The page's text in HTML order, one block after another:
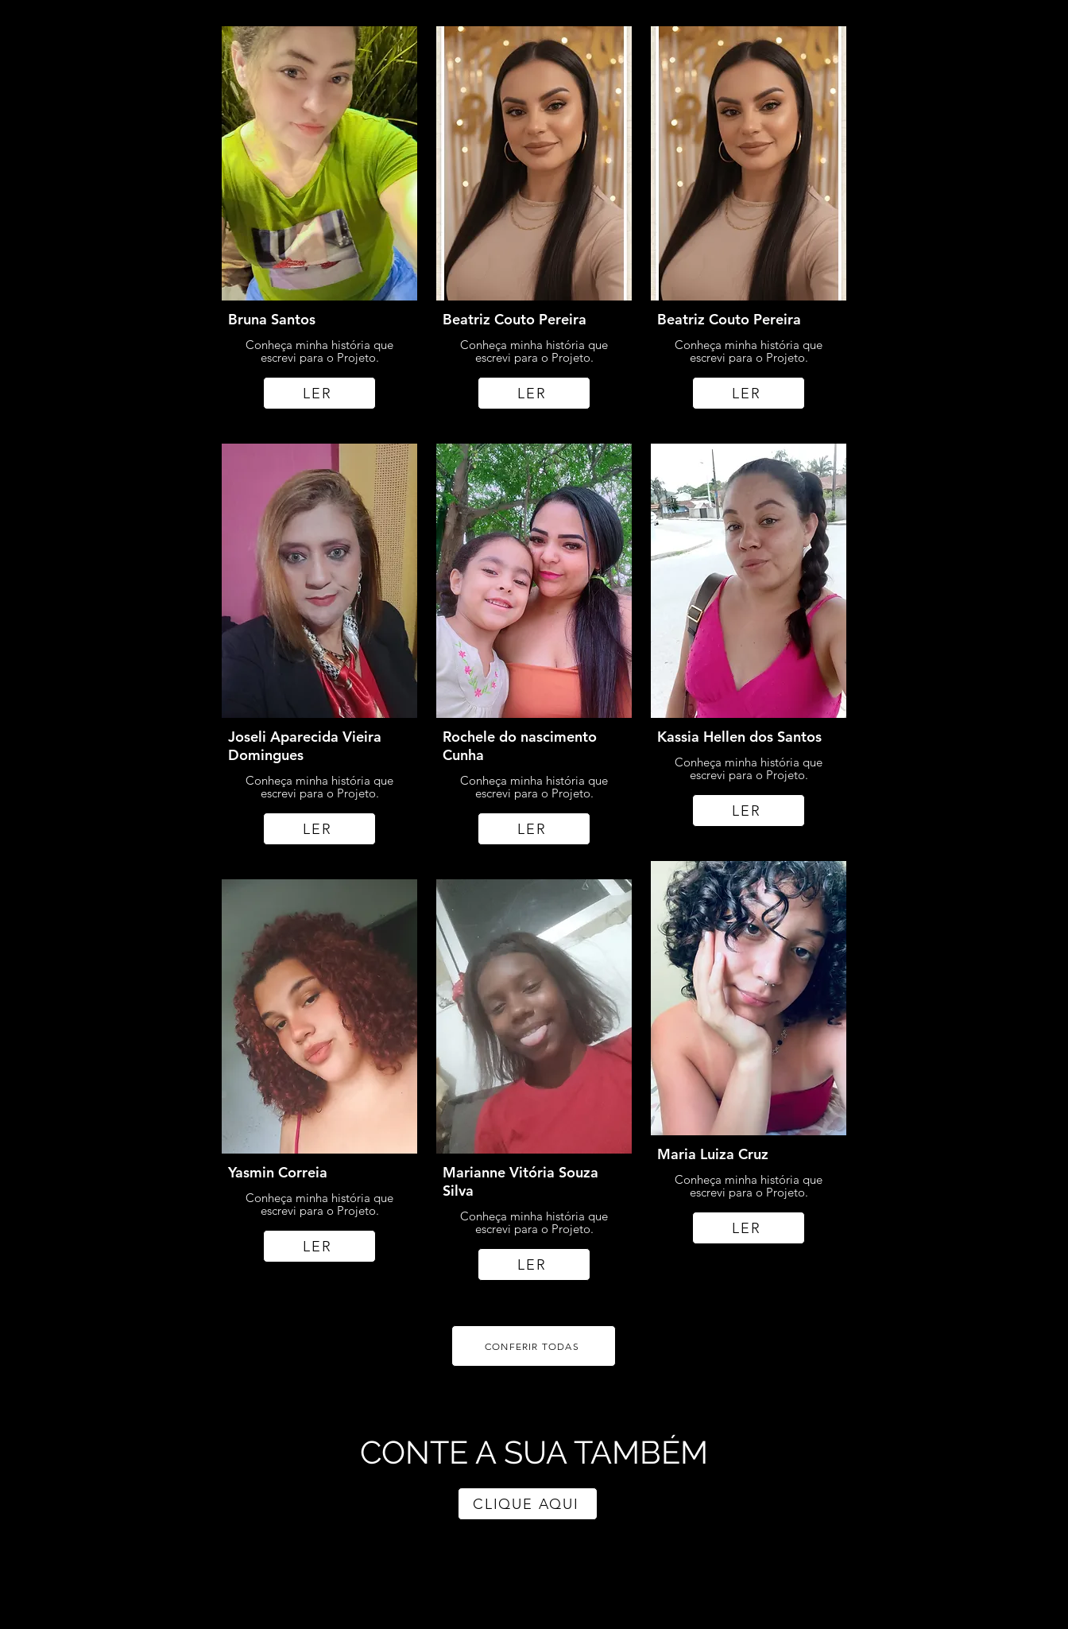
Bruna Santos
Conheça minha história que
escrevi para o Projeto.
LER
Joseli Aparecida Vieira
Domingues
Conheça minha história que
escrevi para o Projeto.
LER
Yasmin Correia
Conheça minha história que
escrevi para o Projeto.
LER
Beatriz Couto Pereira
Conheça minha história que
escrevi para o Projeto.
LER
Rochele do nascimento
Cunha
Conheça minha história que
escrevi para o Projeto.
LER
Marianne Vitória Souza
Silva
Conheça minha história que
escrevi para o Projeto.
LER
Beatriz Couto Pereira
Conheça minha história que
escrevi para o Projeto.
LER
Kassia Hellen dos Santos
Conheça minha história que
escrevi para o Projeto.
LER
Maria Luiza Cruz
Conheça minha história que
escrevi para o Projeto.
LER
CONFERIR TODAS
CONTE A SUA TAMBÉM
CLIQUE AQUI